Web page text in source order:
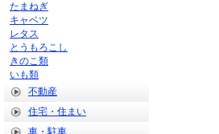
たまねぎ
キャベツ
レタス
とうもろこし
きのこ類
いも類
不動産
住宅・住まい
車・駐車